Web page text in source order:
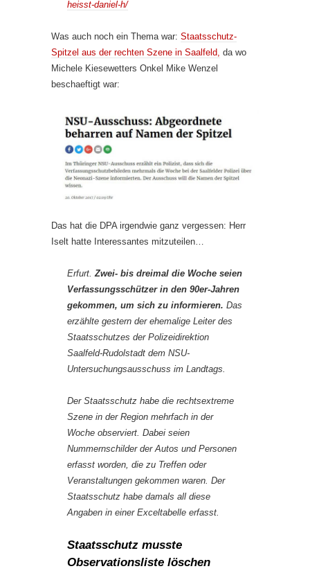
heisst-daniel-h/
Was auch noch ein Thema war: Staatsschutz-
Spitzel aus der rechten Szene in Saalfeld, da wo
Michele Kiesewetters Onkel Mike Wenzel
beschaeftigt war:
Das hat die DPA irgendwie ganz vergessen: Herr
Iselt hatte Interessantes mitzuteilen…
Erfurt. Zwei- bis dreimal die Woche seien
Verfassungsschützer in den 90er-Jahren
gekommen, um sich zu informieren. Das
erzählte gestern der ehemalige Leiter des
Staatsschutzes der Polizeidirektion
Saalfeld-Rudolstadt dem NSU-
Untersuchungsausschuss im Landtags.
Der Staatsschutz habe die rechtsextreme
Szene in der Region mehrfach in der
Woche observiert. Dabei seien
Nummernschilder der Autos und Personen
erfasst worden, die zu Treffen oder
Veranstaltungen gekommen waren. Der
Staatsschutz habe damals all diese
Angaben in einer Exceltabelle erfasst.
Staatsschutz musste
Observationsliste löschen